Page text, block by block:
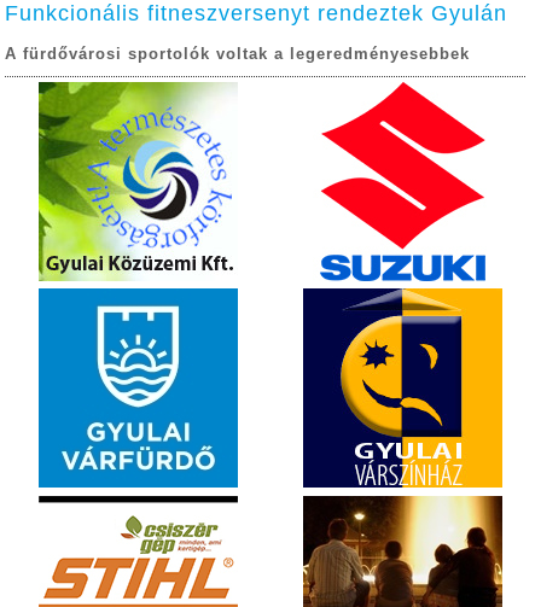
Funkcionális fitneszversenyt rendeztek Gyulán
A fürdővárosi sportolók voltak a legeredményesebbek